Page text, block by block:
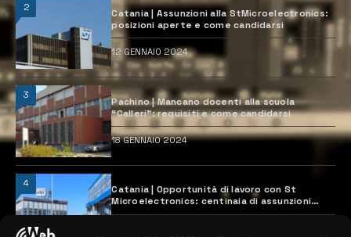
2
Catania | Assunzioni alla StMicroelectronics:
posizioni aperte e come candidarsi
12 GENNAIO 2024
3
Pachino | Mancano docenti alla scuola
“Calleri”: requisiti e come candidarsi
18 GENNAIO 2024
4
Catania | Opportunità di lavoro con St
Microelectronics: centinaia di assunzioni
previste